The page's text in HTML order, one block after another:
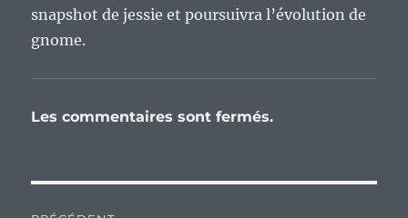
snapshot de jessie et poursuivra l’évolution de
gnome.
Les commentaires sont fermés.